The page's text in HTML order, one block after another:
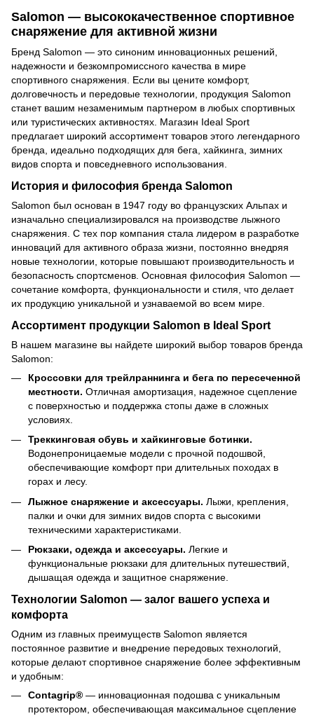
Salomon — высококачественное спортивное
снаряжение для активной жизни
Бренд Salomon — это синоним инновационных решений,
надежности и безкомпромиссного качества в мире
спортивного снаряжения. Если вы цените комфорт,
долговечность и передовые технологии, продукция Salomon
станет вашим незаменимым партнером в любых спортивных
или туристических активностях. Магазин Ideal Sport
предлагает широкий ассортимент товаров этого легендарного
бренда, идеально подходящих для бега, хайкинга, зимних
видов спорта и повседневного использования.
История и философия бренда Salomon
Salomon был основан в 1947 году во французских Альпах и
изначально специализировался на производстве лыжного
снаряжения. С тех пор компания стала лидером в разработке
инноваций для активного образа жизни, постоянно внедряя
новые технологии, которые повышают производительность и
безопасность спортсменов. Основная философия Salomon —
сочетание комфорта, функциональности и стиля, что делает
их продукцию уникальной и узнаваемой во всем мире.
Ассортимент продукции Salomon в Ideal Sport
В нашем магазине вы найдете широкий выбор товаров бренда
Salomon:
Кроссовки для трейлраннинга и бега по пересеченной
местности. Отличная амортизация, надежное сцепление
с поверхностью и поддержка стопы даже в сложных
условиях.
Треккинговая обувь и хайкинговые ботинки.
Водонепроницаемые модели с прочной подошвой,
обеспечивающие комфорт при длительных походах в
горах и лесу.
Лыжное снаряжение и аксессуары. Лыжи, крепления,
палки и очки для зимних видов спорта с высокими
техническими характеристиками.
Рюкзаки, одежда и аксессуары. Легкие и
функциональные рюкзаки для длительных путешествий,
дышащая одежда и защитное снаряжение.
Технологии Salomon — залог вашего успеха и
комфорта
Одним из главных преимуществ Salomon является
постоянное развитие и внедрение передовых технологий,
которые делают спортивное снаряжение более эффективным
и удобным:
Contagrip® — инновационная подошва с уникальным
протектором, обеспечивающая максимальное сцепление